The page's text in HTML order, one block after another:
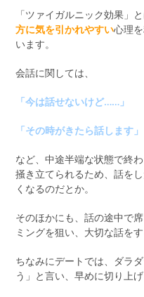
「ツァイガルニック効果」と
方に気を引かれやすい心理
います。
会話に関しては、
「今は話せないけど……」
「その時がきたら話します」
など、中途半端な状態で終
掻き立てられるため、話を
くなるのだとか。
そのほかにも、話の途中で
ミングを狙い、大切な話を
ちなみにデートでは、ダラ
う」と言い、早めに切り上